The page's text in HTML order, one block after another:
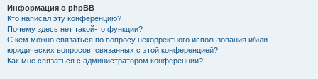
Информация о phpBB
Кто написал эту конференцию?
Почему здесь нет такой-то функции?
С кем можно связаться по вопросу некорректного использования и/или
юридических вопросов, связанных с этой конференцией?
Как мне связаться с администратором конференции?